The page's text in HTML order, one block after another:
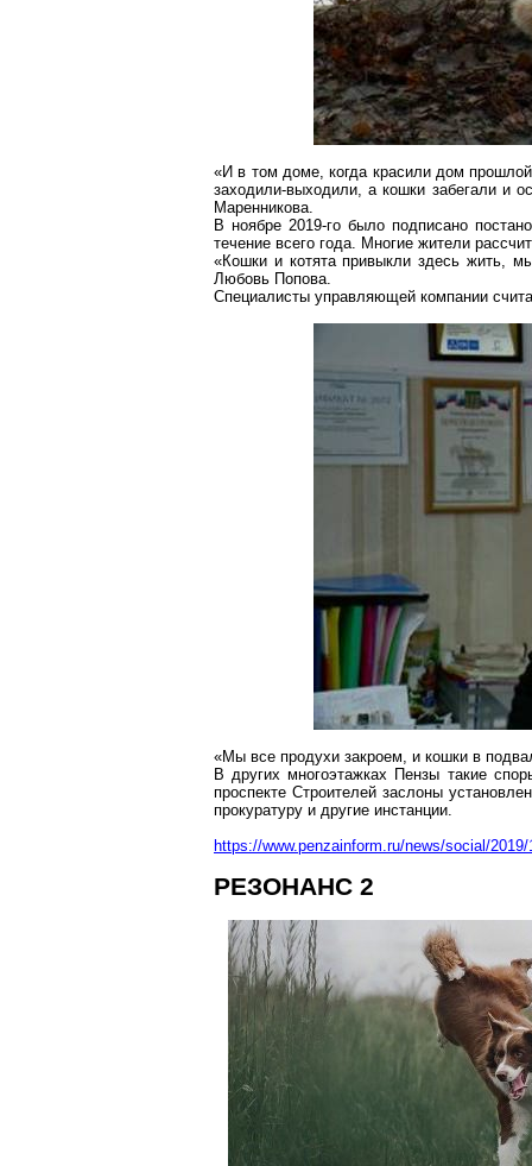
«И в том доме, когда красили дом
заходили-выходили, а кошки забегали и
Маренникова.
В ноябре 2019-го было подписано
течение всего года. Многие жители
«Кошки и котята привыкли здесь жить,
Любовь Попова.
Специалисты управляющей компании
«Мы все продухи закроем, и кошки в
В другихмногоэтажках Пензы такие
проспекте Строителей заслоны
прокуратуру и другие инстанции.
https://www.penzainform.ru/news/social/
РЕЗОНАНС 2